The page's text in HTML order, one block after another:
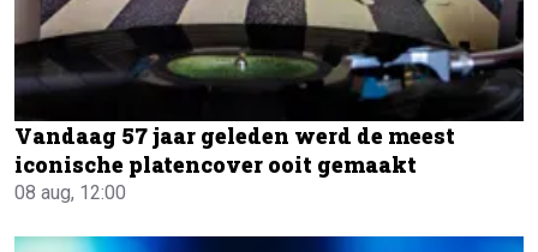
Vandaag 57 jaar geleden werd de meest
iconische platencover ooit gemaakt
08 aug, 12:00